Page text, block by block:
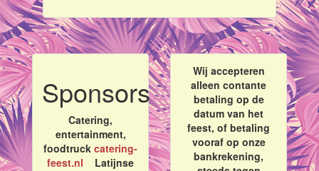
Sponsors
Catering,
entertainment,
foodtruck catering-
feest.nl Latijnse
Wij accepteren
alleen contante
betaling op de
datum van het
feest, of betaling
vooraf op onze
bankrekening,